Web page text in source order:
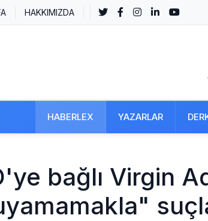
HAKKIMIZDA
HABERLEX YAZARLAR
bağlı Virgin